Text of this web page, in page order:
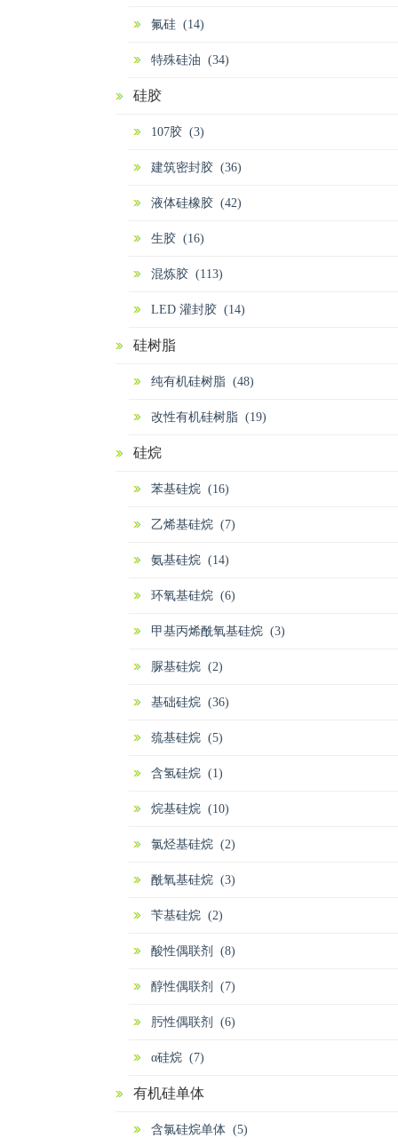
氟硅 (14)
特殊硅油 (34)
硅胶
107胶 (3)
建筑密封胶 (36)
液体硅橡胶 (42)
生胶 (16)
混炼胶 (113)
LED 灌封胶 (14)
硅树脂
纯有机硅树脂 (48)
改性有机硅树脂 (19)
硅烷
苯基硅烷 (16)
乙烯基硅烷 (7)
氨基硅烷 (14)
环氧基硅烷 (6)
甲基丙烯酰氧基硅烷 (3)
脲基硅烷 (2)
基础硅烷 (36)
巯基硅烷 (5)
含氢硅烷 (1)
烷基硅烷 (10)
氯烃基硅烷 (2)
酰氧基硅烷 (3)
苄基硅烷 (2)
酸性偶联剂 (8)
醇性偶联剂 (7)
肟性偶联剂 (6)
α硅烷 (7)
有机硅单体
含氯硅烷单体 (5)